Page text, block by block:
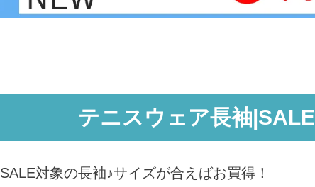
テニスウェア長袖|SALE|
SALE対象の長袖♪サイズが合えばお買得！